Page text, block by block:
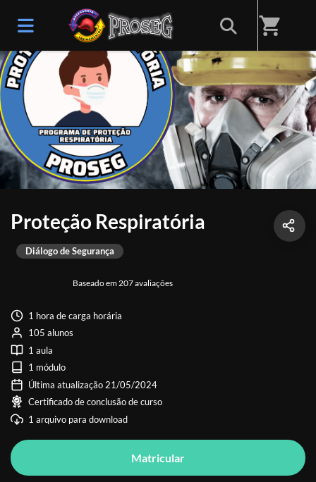
shopping_cart
Proteção Respiratória
Baseado em 207 avaliações
Diálogo de Segurança
1 hora de carga horária
105 alunos
1 aula
1 módulo
Última atualização 21/05/2024
Certificado de conclusão de curso
1 arquivo para download
Matricular